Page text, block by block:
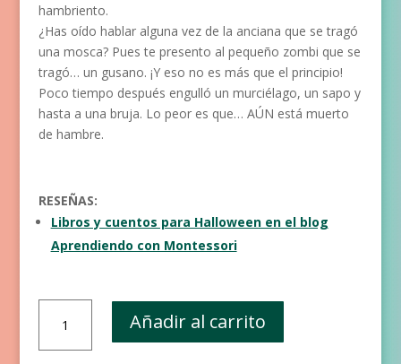
hambriento.
¿Has oído hablar alguna vez de la anciana que se tragó
una mosca? Pues te presento al pequeño zombi que se
tragó… un gusano. ¡Y eso no es más que el principio!
Poco tiempo después engulló un murciélago, un sapo y
hasta a una bruja. Lo peor es que… AÚN está muerto
de hambre.
RESEÑAS:
Libros y cuentos para Halloween en el blog
Aprendiendo con Montessori
vez
Añadir al carrito